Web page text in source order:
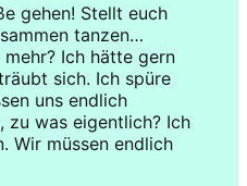
gehen! Stellt euch
tanzen…
Ich hätte gern
sich. Ich spüre
uns endlich
zu was eigentlich? Ich
Wir müssen endlich